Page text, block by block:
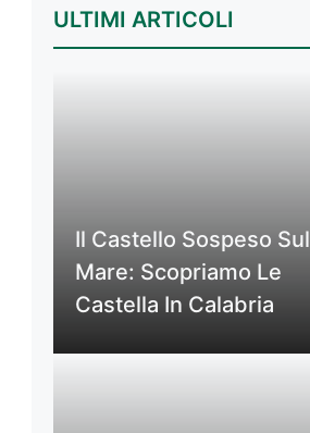
ULTIMI ARTICOLI
Il Castello Sospeso Sul
Mare: Scopriamo Le
Castella In Calabria